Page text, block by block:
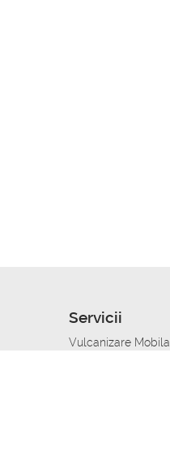
Servicii
Vulcanizare Mobila